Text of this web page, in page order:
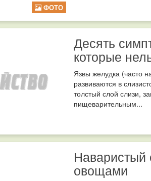
ФОТО
Десять
которые
Язвы желудка (часто
развиваются в
толстый слой слизи,
пищеварительным...
Наваристый
овощами